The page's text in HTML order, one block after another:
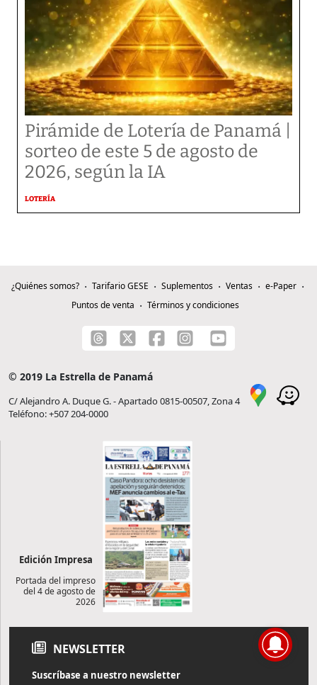
Pirámide de Lotería de Panamá |
sorteo de este 5 de agosto de
2026, según la IA
LOTERÍA
¿Quiénes somos? Tarifario GESE Suplementos Ventas
e-Paper
Puntos de venta
Términos y condiciones
© 2019 La Estrella de Panamá
C/ Alejandro A. Duque G. - Apartado 0815-00507, Zona 4
Teléfono: +507 204-0000
Edición Impresa
Portada del impreso
del 4 de agosto de
2026
NEWSLETTER
Suscríbase a nuestro newsletter